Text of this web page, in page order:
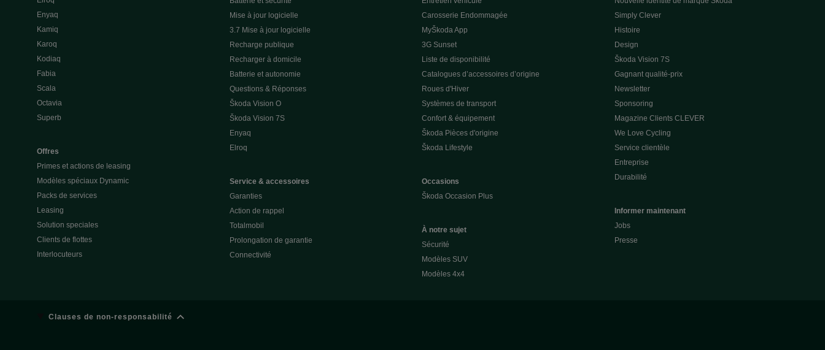
Enyaq
Kamiq
Karoq
Kodiaq
Fabia
Scala
Octavia
Superb
Offres
Primes et actions de leasing
Modèles spéciaux Dynamic
Packs de services
Leasing
Solution speciales
Clients de flottes
Interlocuteurs
Mise à jour logicielle
3.7 Mise à jour logicielle
Recharge publique
Recharger à domicile
Batterie et autonomie
Questions & Réponses
Škoda Vision O
Škoda Vision 7S
Enyaq
Elroq
Service & accessoires
Garanties
Action de rappel
Totalmobil
Prolongation de garantie
Connectivité
Carosserie Endommagée
MyŠkoda App
3G Sunset
Liste de disponibilité
Catalogues d’accessoires d’origine
Roues d'Hiver
Systèmes de transport
Confort & équipement
Škoda Pièces d'origine
Škoda Lifestyle
Occasions
Škoda Occasion Plus
À notre sujet
Sécurité
Modèles SUV
Modèles 4x4
Simply Clever
Histoire
Design
Škoda Vision 7S
Gagnant qualité-prix
Newsletter
Sponsoring
Magazine Clients CLEVER
We Love Cycling
Service clientèle
Entreprise
Durabilité
Informer maintenant
Jobs
Presse
Clauses de non-responsabilité